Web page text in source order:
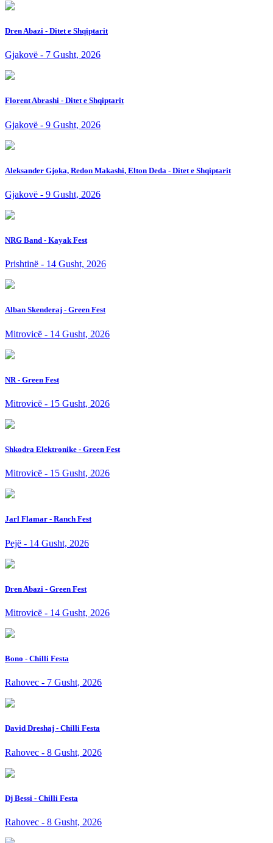
Dren Abazi - Ditet e Shqiptarit
Gjakovë - 7 Gusht, 2026
Florent Abrashi - Ditet e Shqiptarit
Gjakovë - 9 Gusht, 2026
Aleksander Gjoka, Redon Makashi, Elton Deda - Ditet e Shqiptarit
Gjakovë - 9 Gusht, 2026
NRG Band - Kayak Fest
Prishtinë - 14 Gusht, 2026
Alban Skenderaj - Green Fest
Mitrovicë - 14 Gusht, 2026
NR - Green Fest
Mitrovicë - 15 Gusht, 2026
Shkodra Elektronike - Green Fest
Mitrovicë - 15 Gusht, 2026
Jarl Flamar - Ranch Fest
Pejë - 14 Gusht, 2026
Dren Abazi - Green Fest
Mitrovicë - 14 Gusht, 2026
Bono - Chilli Festa
Rahovec - 7 Gusht, 2026
David Dreshaj - Chilli Festa
Rahovec - 8 Gusht, 2026
Dj Bessi - Chilli Festa
Rahovec - 8 Gusht, 2026